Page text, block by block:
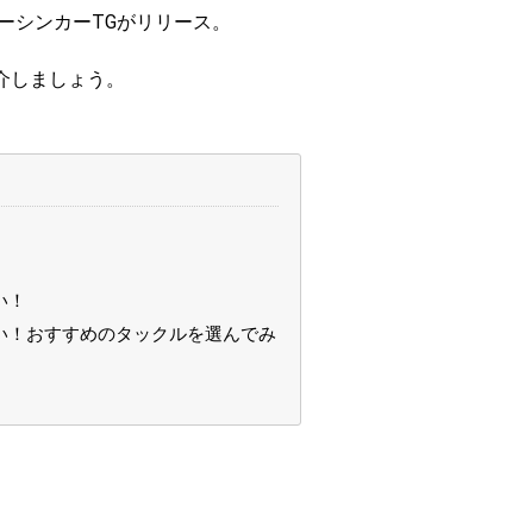
ンカーTGがリリース。
ましょう。
おすすめのタックルを選んでみ